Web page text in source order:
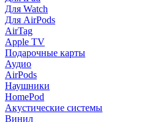
Для Watch
Для AirPods
AirTag
Apple TV
Подарочные карты
Аудио
AirPods
Наушники
HomePod
Акустические системы
Винил